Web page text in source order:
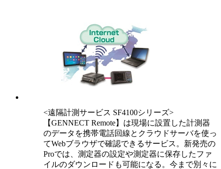
<遠隔計測サービス SF4100シリーズ>
【GENNECT Remote】は現場に設置した計測器
のデータを携帯電話回線とクラウドサーバを使っ
てWebブラウザで確認できるサービス。新発売の
Proでは、測定器の設定や測定器に保存したファ
イルのダウンロードも可能になる。今まで別々に